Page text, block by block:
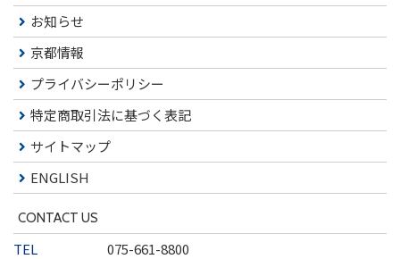
お知らせ
京都情報
プライバシーポリシー
特定商取引法に基づく表記
サイトマップ
ENGLISH
CONTACT US
TEL
075-661-8800